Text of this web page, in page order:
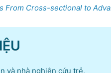
From Cross-sectional to
và nhà nghiên cứu trẻ,